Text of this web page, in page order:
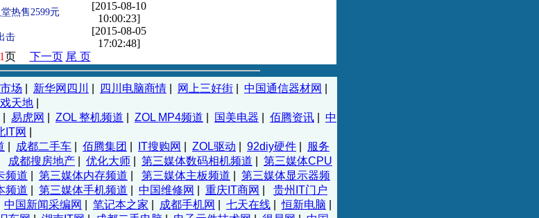
热售2599元
[2015-08-10
10:00:23]
击
[2015-08-05
17:02:48]
页 下一页 尾 页
场 新华网四川 四川电脑商情 网上三好街 中国通信器材网
天地
易虎网 ZOL 整机频道 ZOL MP4频道 国美电器 佰腾资讯
中
IT网
成都二手车 佰腾集团 IT搜购网 ZOL驱动 92diy硬件
服务
成都搜房地产 优化大师 第三媒体数码相机频道
第三媒体CPU
频道 第三媒体内存频道 第三媒体主板频道
第三媒体显示器频
频道 第三媒体手机频道 中国维修网 重庆IT商网
贵州IT门户
中国新闻采编网 笔记本之家 成都手机网 七天在线 |恒新电脑